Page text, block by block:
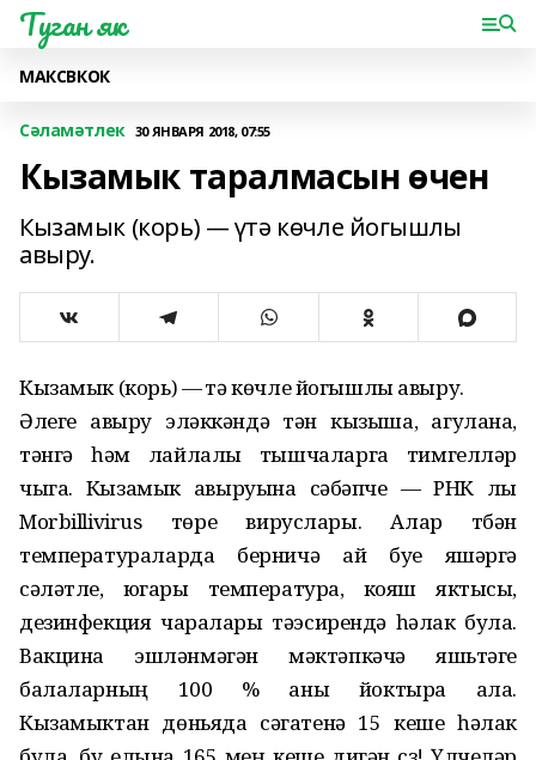
Туган як
МАКСВКОК
Сәламәтлек 30 ЯНВАРЯ 2018, 07:55
Кызамык таралмасын өчен
Кызамык (корь) — үтә көчле йогышлы
авыру.
Кызамык (корь) — үтә көчле йогышлы авыру.
Әлеге авыру эләккәндә тән кызыша, агулана,
тәнгә һәм лайлалы тышчаларга тимгелләр
чыга. Кызамык авыруына сәбәпче — РНК лы
Morbillivirus төре вируслары. Алар түбән
температураларда берничә ай буе яшәргә
сәләтле, югары температура, кояш яктысы,
дезинфекция чаралары тәэсирендә һәлак була.
Вакцина эшләнмәгән мәктәпкәчә яшьтәге
балаларның 100 % аны йоктыра ала.
Кызамыктан дөньяда сәгатенә 15 кеше һәлак